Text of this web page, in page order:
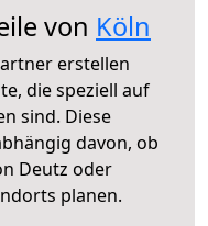
von Köln
erstellen
die speziell auf
sind. Diese
davon, ob
Deutz oder
planen.